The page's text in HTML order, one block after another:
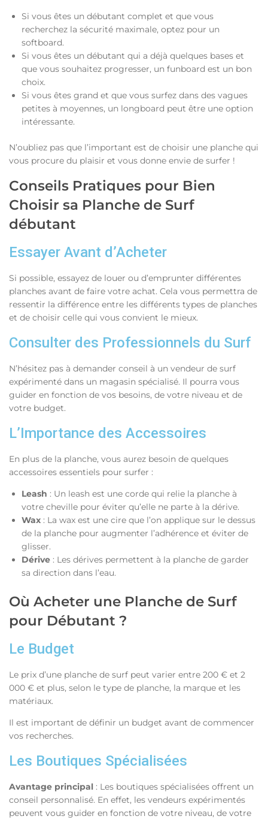
Si vous êtes un débutant complet et que vous
recherchez la sécurité maximale, optez pour un
softboard.
Si vous êtes un débutant qui a déjà quelques bases et
que vous souhaitez progresser, un funboard est un bon
choix.
Si vous êtes grand et que vous surfez dans des vagues
petites à moyennes, un longboard peut être une option
intéressante.
N’oubliez pas que l’important est de choisir une planche qui
vous procure du plaisir et vous donne envie de surfer !
Conseils Pratiques pour Bien
Choisir sa Planche de Surf
débutant
Essayer Avant d’Acheter
Si possible, essayez de louer ou d’emprunter différentes
planches avant de faire votre achat. Cela vous permettra de
ressentir la différence entre les différents types de planches
et de choisir celle qui vous convient le mieux.
Consulter des Professionnels du Surf
N’hésitez pas à demander conseil à un vendeur de surf
expérimenté dans un magasin spécialisé. Il pourra vous
guider en fonction de vos besoins, de votre niveau et de
votre budget.
L’Importance des Accessoires
En plus de la planche, vous aurez besoin de quelques
accessoires essentiels pour surfer :
Leash : Un leash est une corde qui relie la planche à
votre cheville pour éviter qu’elle ne parte à la dérive.
Wax : La wax est une cire que l’on applique sur le dessus
de la planche pour augmenter l’adhérence et éviter de
glisser.
Dérive : Les dérives permettent à la planche de garder
sa direction dans l’eau.
Où Acheter une Planche de Surf
pour Débutant ?
Le Budget
Le prix d’une planche de surf peut varier entre 200 € et 2
000 € et plus, selon le type de planche, la marque et les
matériaux.
Il est important de définir un budget avant de commencer
vos recherches.
Les Boutiques Spécialisées
Avantage principal : Les boutiques spécialisées offrent un
conseil personnalisé. En effet, les vendeurs expérimentés
peuvent vous guider en fonction de votre niveau, de votre